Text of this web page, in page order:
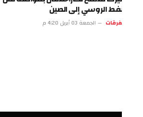
الروسي إلى الصين
الجمعة 03 أبريل 4:20 م